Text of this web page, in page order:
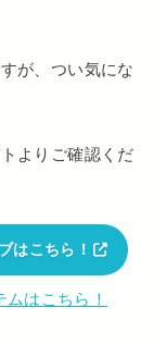
が、つい気にな
よりご確認くだ
はこちら！
はこちら！